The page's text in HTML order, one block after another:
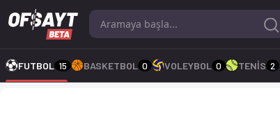
FC Hard - FC Egg 0-2 bitti. Gol anları, kadro,
FUTBOL 15 BASKETBOL 0 VOLEYBOL 0 TENİS 2